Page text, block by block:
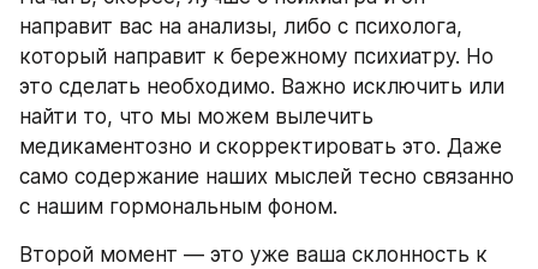
направит вас на анализы, либо с психолога,
который направит к бережному психиатру. Но
это сделать необходимо. Важно исключить или
найти то, что мы можем вылечить
медикаментозно и скорректировать это. Даже
само содержание наших мыслей тесно связанно
с нашим гормональным фоном.
Второй момент — это уже ваша склонность к